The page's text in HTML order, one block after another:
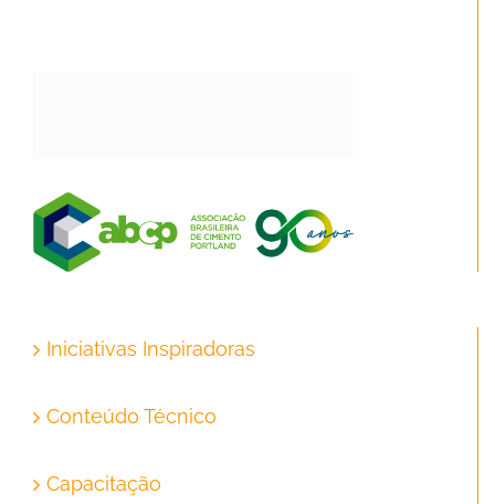
Iniciativas Inspiradoras
Conteúdo Técnico
Capacitação